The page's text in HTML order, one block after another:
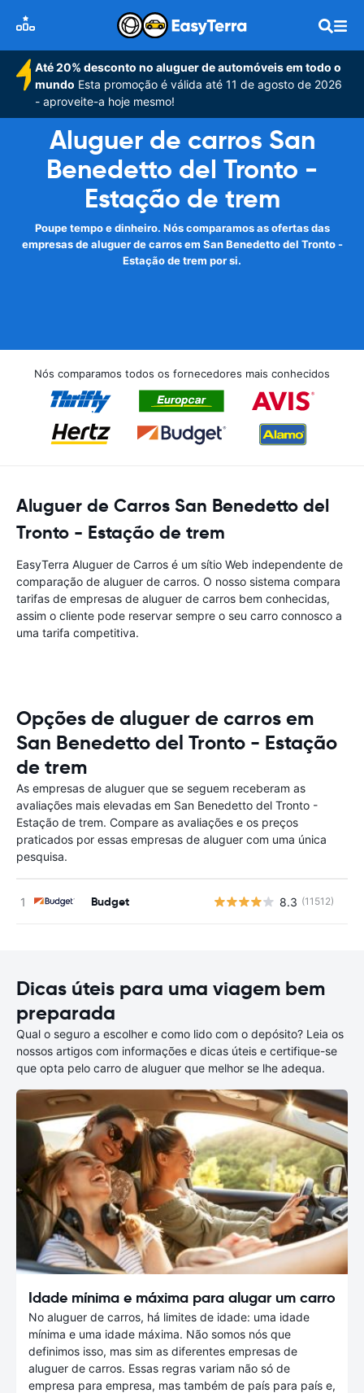
Até 20% desconto no aluguer de automóveis em todo o
mundo Esta promoção é válida até 11 de agosto de 2026
- aproveite-a hoje mesmo!
Aluguer de carros San
Benedetto del Tronto -
Estação de trem
Poupe tempo e dinheiro. Nós comparamos as ofertas das
empresas de aluguer de carros em San Benedetto del Tronto -
Estação de trem por si.
Nós comparamos todos os fornecedores mais conhecidos
Aluguer de Carros San Benedetto del
Tronto - Estação de trem
EasyTerra Aluguer de Carros é um sítio Web independente de
comparação de aluguer de carros. O nosso sistema compara
tarifas de empresas de aluguer de carros bem conhecidas,
assim o cliente pode reservar sempre o seu carro connosco a
uma tarifa competitiva.
Opções de aluguer de carros em
San Benedetto del Tronto - Estação
de trem
As empresas de aluguer que se seguem receberam as
avaliações mais elevadas em San Benedetto del Tronto -
Estação de trem. Compare as avaliações e os preços
praticados por essas empresas de aluguer com uma única
pesquisa.
Budget 8.3 (11512)
Dicas úteis para uma viagem bem
preparada
Qual o seguro a escolher e como lido com o depósito? Leia os
nossos artigos com informações e dicas úteis e certifique-se
que opta pelo carro de aluguer que melhor se lhe adequa.
Idade mínima e máxima para alugar um carro
No aluguer de carros, há limites de idade: uma idade
mínima e uma idade máxima. Não somos nós que
definimos isso, mas sim as diferentes empresas de
aluguer de carros. Essas regras variam não só de
empresa para empresa, mas também de país para país e,